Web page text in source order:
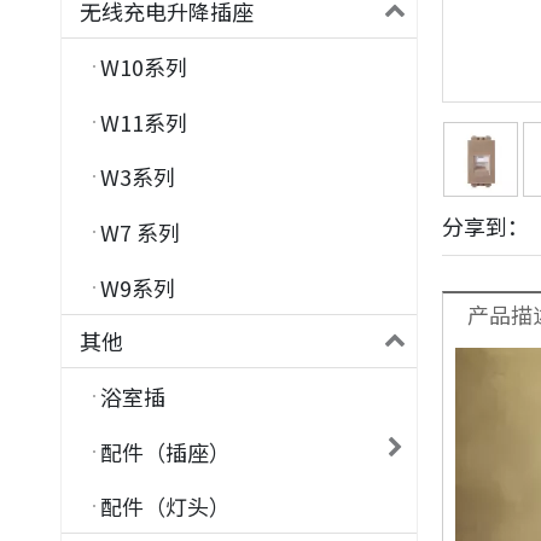
无线充电升降插座
W10系列
W11系列
W3系列
W7 系列
W9系列
其他
浴室插
配件（插座）
配件（灯头）
分享到：
产品描